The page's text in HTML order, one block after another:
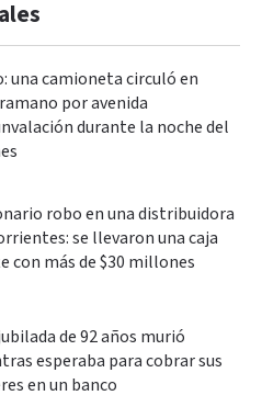
una camioneta circuló en
por avenida
durante la noche del
robo en una distribuidora
se llevaron una caja
con más de $30 millones
de 92 años murió
esperaba para cobrar sus
en un banco